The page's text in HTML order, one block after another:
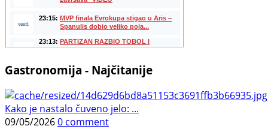
Gastronomija - Najčitanije
Kako je nastalo čuveno jelo: ...
09/05/20260 comment